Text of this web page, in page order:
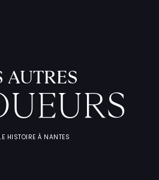
AUTRES
HISTOIRE À NANTES